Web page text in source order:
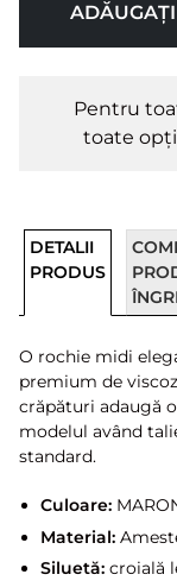
Pentru
toate
DETALII
PRODUS
O rochie midi
premium de
crăpături adaugă
modelul având
standard.
Culoare:
Material:
Siluetă:croială